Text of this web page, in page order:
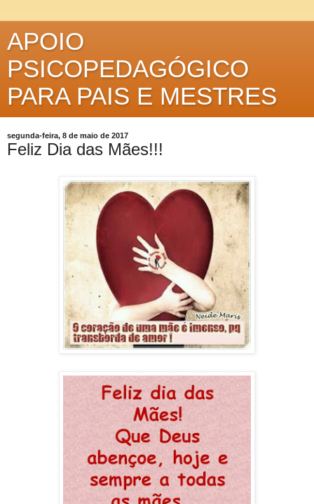
APOIO
PSICOPEDAGÓGICO
PARA PAIS E MESTRES
segunda-feira, 8 de maio de 2017
Feliz Dia das Mães!!!